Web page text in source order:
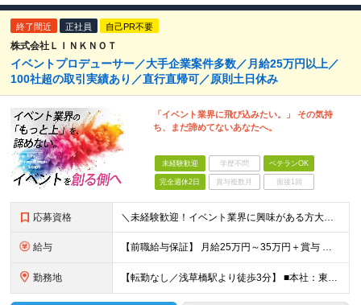
終了間近 正社員 自己PR不要
株式会社ＬＩＮＫＮＯＴ
イベントプロデューサー／大手企業案件多数／月給25万円以上／
100社超の取引実績あり／直行直帰可／原則土日休み
「イベント業界に飛び込みたい。」 その気持
ち、まだ諦めてないあなたへ。
未経験歓迎 学歴不問 ベテランOK
完全週休2日 賞与複数月 面接1回
応募資格 ＼未経験歓迎！イベント業界に興味がある方大歓迎／ ■基本的なPCスキル(Word・Excel・PowerPoint） ■大卒以上 ＼こんな方はぜひご応募ください／ ◎多彩なジャンルのイベント企画に携
給与 【前職給与保証】 月給25万円～35万円＋賞与 ★当社の採用の指針として あなたの経験に応じてしっかりと給与に還元していきます！ あなたの経歴や成果を面接の場でお聞かせください！ ※経験・スキルを
勤務地 【転勤なし／浅草橋駅より徒歩3分】 ■本社：東京都台東区浅草橋4-9-11 大黒ビル4F (変更の範囲)上記を除く当社関連勤務地